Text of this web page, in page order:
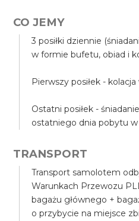
CO JEMY
3 posiłki dziennie
w formie bufetu, obiad i
Pierwszy posiłek -
Ostatni posiłek -
ostatniego dnia pobytu
TRANSPORT
Transport samolotem
Warunkach Przewozu
bagażu głównego +
o przybycie na miejsce